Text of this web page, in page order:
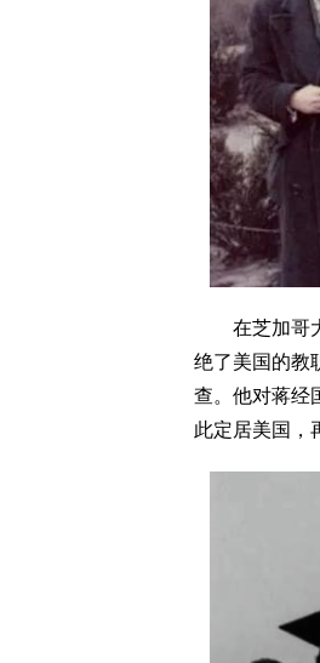
在芝加哥大
绝了美国的教
查。他对蒋经
此定居美国，